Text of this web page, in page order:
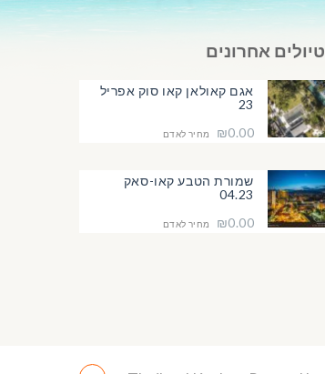
טיולים אחרונים
אגם קאולאן קאו סוק אפריל
23
₪0.00
מחיר לאדם
שמורת הטבע קאו-סאק
04.23
₪0.00
מחיר לאדם